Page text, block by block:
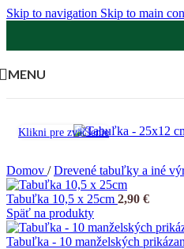
Skip to navigation Skip to main
MENU
Klikni pre zväčšenie
Domov / Drevené tabuľky a iné
Tabuľka 10,5 x 25cm 2,90 €
Späť na produkty
Tabuľka - 10 manželských